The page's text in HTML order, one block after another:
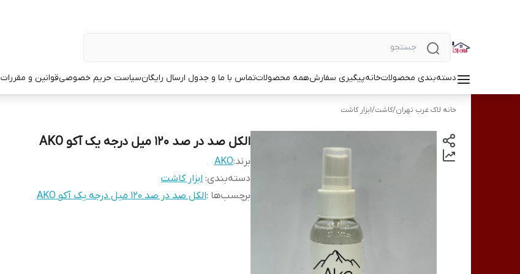
دسته‌بندی محصولاتخانهپیگیری سفارشهمه محصولاتتماس با ما و جدول ارسال رایگانسیاست حریم خصوصیقوانین و مقررات
خانه لاک غرب تهران/کاشت/ابزار کاشت
الکل صد در صد 120 میل درجه یک آکو AKO
برند:AKO
دسته‌بندی: ابزار کاشت
برچسب‌ها :الکل صد در صد 120 میل درجه یک آکو AKO